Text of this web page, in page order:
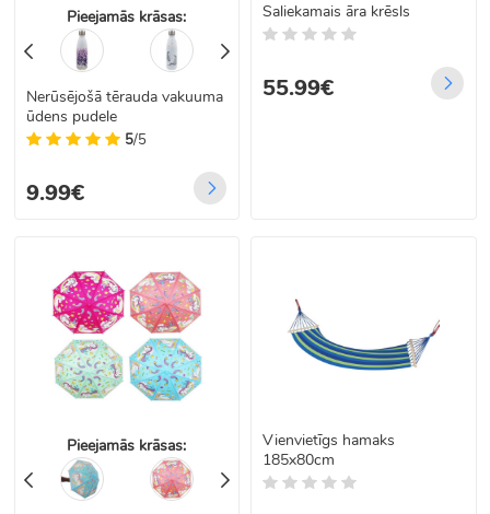
Pieejamās krāsas:
Nerūsējošā tērauda vakuuma
ūdens pudele
5/5
9.99€
Saliekamais āra krēsls
55.99€
Pieejamās krāsas:
Vienvietīgs hamaks
185x80cm